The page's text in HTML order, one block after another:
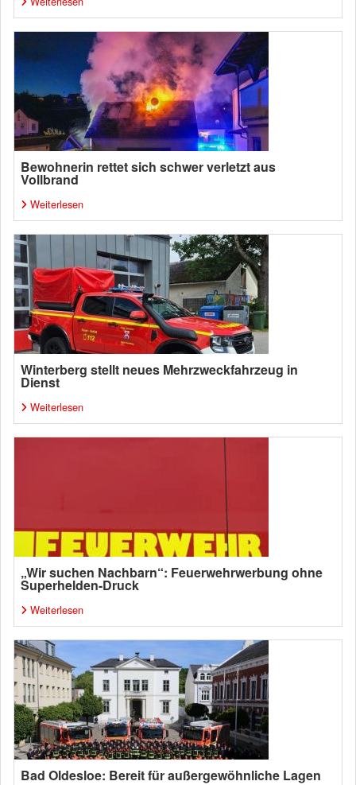
Bewohnerin rettet sich schwer verletzt aus
Vollbrand
Weiterlesen
Winterberg stellt neues Mehrzweckfahrzeug in
Dienst
Weiterlesen
„Wir suchen Nachbarn“: Feuerwehrwerbung ohne
Superhelden-Druck
Weiterlesen
Bad Oldesloe: Bereit für außergewöhnliche Lagen